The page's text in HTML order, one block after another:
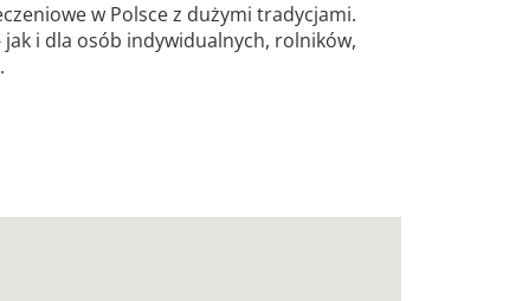
w Polsce z dużymi tradycjami.
i dla osób indywidualnych, rolników,